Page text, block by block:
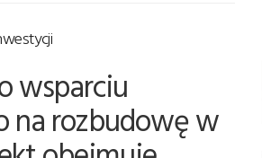
wsparciu
na rozbudowę w